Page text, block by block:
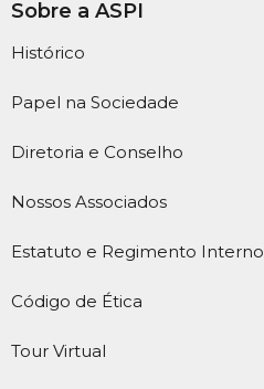
Sobre a ASPI
Histórico
Papel na Sociedade
Diretoria e Conselho
Nossos Associados
Estatuto e Regimento Interno
Código de Ética
Tour Virtual